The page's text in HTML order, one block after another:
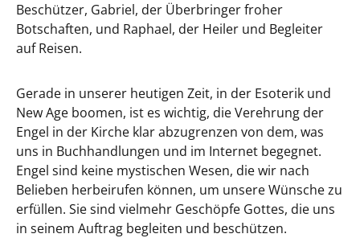
Beschützer, Gabriel, der Überbringer froher
Botschaften, und Raphael, der Heiler und Begleiter
auf Reisen.
Gerade in unserer heutigen Zeit, in der Esoterik und
New Age boomen, ist es wichtig, die Verehrung der
Engel in der Kirche klar abzugrenzen von dem, was
uns in Buchhandlungen und im Internet begegnet.
Engel sind keine mystischen Wesen, die wir nach
Belieben herbeirufen können, um unsere Wünsche zu
erfüllen. Sie sind vielmehr Geschöpfe Gottes, die uns
in seinem Auftrag begleiten und beschützen.